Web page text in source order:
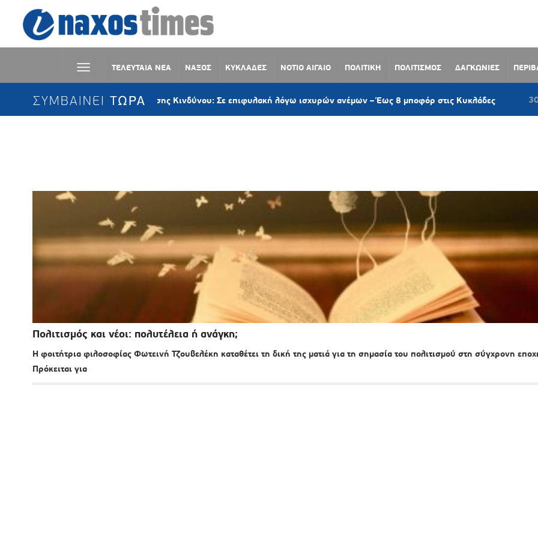
ΤΕΛΕΥΤΑΙΑ ΝΕΑ ΝΑΞΟΣ ΚΥΚΛΑΔΕΣ ΝΟΤΙΟ ΑΙΓΑΙΟ ΠΟΛΙΤΙΚΗ ΠΟΛΙΤΙΣΜΟΣ ΔΑΓΚΩΝΙΕΣ
ΣΥΜΒΑΙΝΕΙ ΤΩΡΑ
Επιτροπή Εκτίμησης Κινδύνου: Σε επιφυλακή λόγω ισχυρών ανέμων – Έως 8 μποφόρ στις Κυκλάδες 30 λεπτά
Πολιτισμός και νέοι: πολυτέλεια ή ανάγκη;
Η φοιτήτρια φιλοσοφίας Φωτεινή Τζουβελέκη καταθέτει τη δική της ματιά για τη σημασία του πολιτισμού στη σύγχρονη
Πρόκειται για